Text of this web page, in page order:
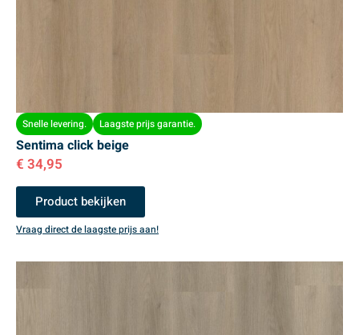
Snelle levering. Laagste prijs garantie.
Sentima click beige
€ 34,95
Product bekijken
Vraag direct de laagste prijs aan!